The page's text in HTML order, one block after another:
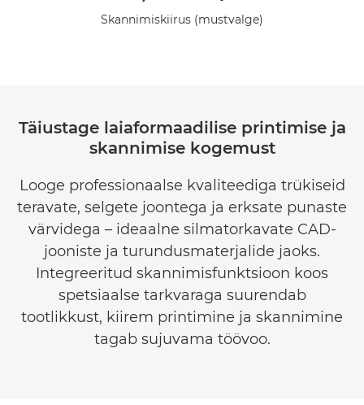
Skannimiskiirus (mustvalge)
Täiustage laiaformaadilise printimise ja
skannimise kogemust
Looge professionaalse kvaliteediga trükiseid
teravate, selgete joontega ja erksate punaste
värvidega – ideaalne silmatorkavate CAD-
jooniste ja turundusmaterjalide jaoks.
Integreeritud skannimisfunktsioon koos
spetsiaalse tarkvaraga suurendab
tootlikkust, kiirem printimine ja skannimine
tagab sujuvama töövoo.